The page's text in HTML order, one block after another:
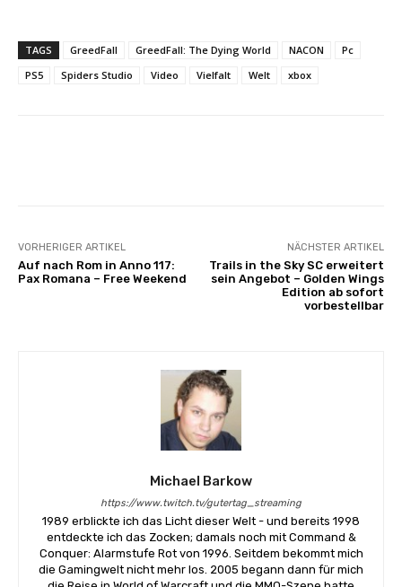
TAGS GreedFall GreedFall: The Dying World NACON
Pc
PS5
Spiders Studio Video Vielfalt Welt xbox
VORHERIGER ARTIKEL
Auf nach Rom in Anno 117:
Pax Romana – Free Weekend
NÄCHSTER ARTIKEL
Trails in the Sky SC erweitert
sein Angebot – Golden Wings
Edition ab sofort
vorbestellbar
Michael Barkow
https://www.twitch.tv/gutertag_streaming
1989 erblickte ich das Licht dieser Welt - und bereits 1998
entdeckte ich das Zocken; damals noch mit Command &
Conquer: Alarmstufe Rot von 1996. Seitdem bekommt mich
die Gamingwelt nicht mehr los. 2005 begann dann für mich